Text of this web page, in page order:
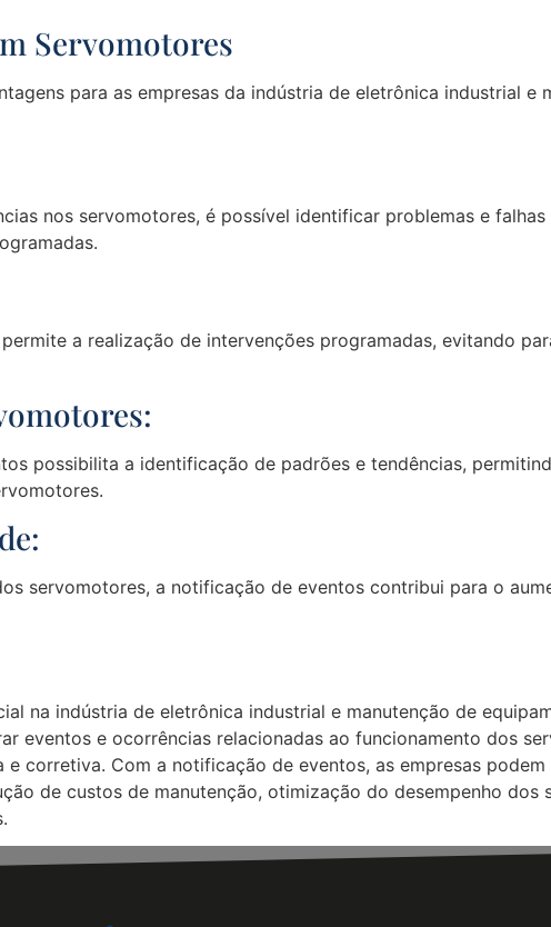
Servomotores
para as empresas da indústria de eletrônica industrial e
nos servomotores, é possível identificar problemas e falhas
a realização de intervenções programadas, evitando
possibilita a identificação de padrões e tendências,
servomotores, a notificação de eventos contribui para o
na indústria de eletrônica industrial e manutenção de
eventos e ocorrências relacionadas ao funcionamento dos
corretiva. Com a notificação de eventos, as empresas
de custos de manutenção, otimização do desempenho dos